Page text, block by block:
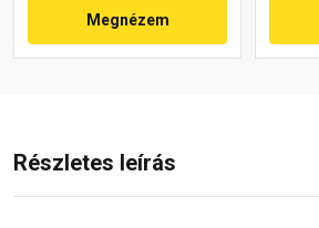
Megnézem
Részletes leírás